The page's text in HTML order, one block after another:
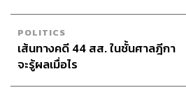
POLITICS
เส้นทางคดี 44 สส. ในชั้นศาลฎีกา
จะรู้ผลเมื่อไร